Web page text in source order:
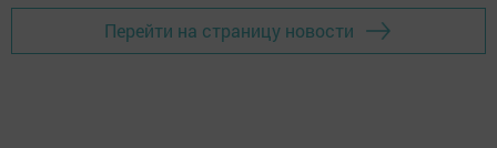
Перейти на страницу новости